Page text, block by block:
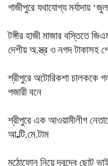
গাজীপুরে যথাযোগ্য মর্যাদায়
টঙ্গীর হাজী মাজার বস্তিতে
দেশীয় অ.স্ত্র ও নগদ টাকাসহ
শ্রীপুরে অটোরিকশা চালককে
গজারী বনে
শ্রীপুরে এক আওয়ামীলীগ
আ.ল্টি.মে.টাম
মুঠোফোন নিয়ে দ্বন্দ্বে ছোট